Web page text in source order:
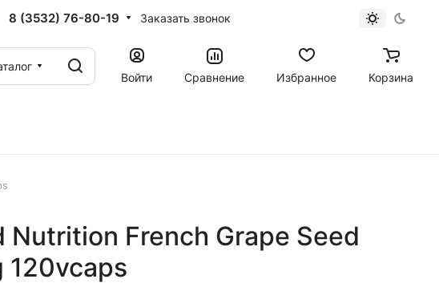
8 (3532) 76-80-19 Заказать звонок
Войти
Сравнение Избранное Корзина
Nutrition French Grape Seed
120vcaps